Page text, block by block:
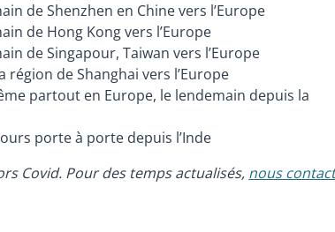
de Shenzhen en Chine vers l’Europe
de Hong Kong vers l’Europe
de Singapour, Taiwan vers l’Europe
région de Shanghai vers l’Europe
partout en Europe, le lendemain depuis la
porte à porte depuis l’Inde
Covid. Pour des temps actualisés, nous